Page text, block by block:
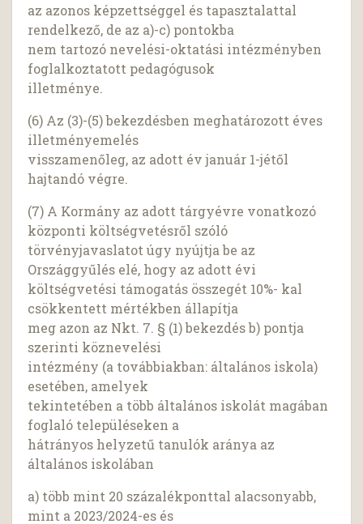
az azonos képzettséggel és tapasztalattal
rendelkező, de az a)-c) pontokba
nem tartozó nevelési-oktatási intézményben
foglalkoztatott pedagógusok
illetménye.
(6) Az (3)-(5) bekezdésben meghatározott éves
illetményemelés
visszamenőleg, az adott év január 1-jétől
hajtandó végre.
(7) A Kormány az adott tárgyévre vonatkozó
központi költségvetésről szóló
törvényjavaslatot úgy nyújtja be az
Országgyűlés elé, hogy az adott évi
költségvetési támogatás összegét 10%- kal
csökkentett mértékben állapítja
meg azon az Nkt. 7. § (1) bekezdés b) pontja
szerinti köznevelési
intézmény (a továbbiakban: általános iskola)
esetében, amelyek
tekintetében a több általános iskolát magában
foglaló településeken a
hátrányos helyzetű tanulók aránya az
általános iskolában
a) több mint 20 százalékponttal alacsonyabb,
mint a 2023/2024-es és